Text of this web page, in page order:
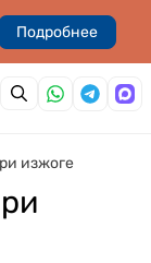
Подробнее
изжоге